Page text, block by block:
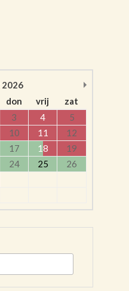
2026
don vrij
zat
3 4
5
10 11
12
17 18
19
24 25
26